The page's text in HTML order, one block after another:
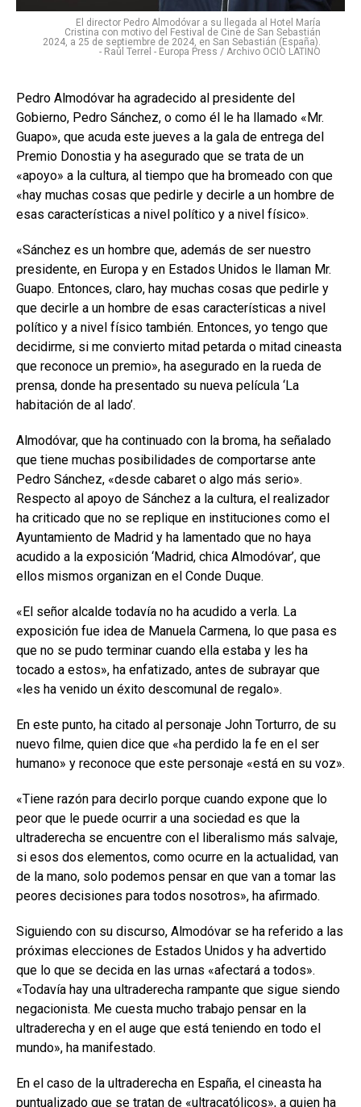
El director Pedro Almodóvar a su llegada al Hotel María
Cristina con motivo del Festival de Cine de San Sebastián
2024, a 25 de septiembre de 2024, en San Sebastián (España).
- Raúl Terrel - Europa Press / Archivo OCIO LATINO
Pedro Almodóvar ha agradecido al presidente del
Gobierno, Pedro Sánchez, o como él le ha llamado «Mr.
Guapo», que acuda este jueves a la gala de entrega del
Premio Donostia y ha asegurado que se trata de un
«apoyo» a la cultura, al tiempo que ha bromeado con que
«hay muchas cosas que pedirle y decirle a un hombre de
esas características a nivel político y a nivel físico».
«Sánchez es un hombre que, además de ser nuestro
presidente, en Europa y en Estados Unidos le llaman Mr.
Guapo. Entonces, claro, hay muchas cosas que pedirle y
que decirle a un hombre de esas características a nivel
político y a nivel físico también. Entonces, yo tengo que
decidirme, si me convierto mitad petarda o mitad cineasta
que reconoce un premio», ha asegurado en la rueda de
prensa, donde ha presentado su nueva película ‘La
habitación de al lado’.
Almodóvar, que ha continuado con la broma, ha señalado
que tiene muchas posibilidades de comportarse ante
Pedro Sánchez, «desde cabaret o algo más serio».
Respecto al apoyo de Sánchez a la cultura, el realizador
ha criticado que no se replique en instituciones como el
Ayuntamiento de Madrid y ha lamentado que no haya
acudido a la exposición ‘Madrid, chica Almodóvar’, que
ellos mismos organizan en el Conde Duque.
«El señor alcalde todavía no ha acudido a verla. La
exposición fue idea de Manuela Carmena, lo que pasa es
que no se pudo terminar cuando ella estaba y les ha
tocado a estos», ha enfatizado, antes de subrayar que
«les ha venido un éxito descomunal de regalo».
En este punto, ha citado al personaje John Torturro, de su
nuevo filme, quien dice que «ha perdido la fe en el ser
humano» y reconoce que este personaje «está en su voz».
«Tiene razón para decirlo porque cuando expone que lo
peor que le puede ocurrir a una sociedad es que la
ultraderecha se encuentre con el liberalismo más salvaje,
si esos dos elementos, como ocurre en la actualidad, van
de la mano, solo podemos pensar en que van a tomar las
peores decisiones para todos nosotros», ha afirmado.
Siguiendo con su discurso, Almodóvar se ha referido a las
próximas elecciones de Estados Unidos y ha advertido
que lo que se decida en las urnas «afectará a todos».
«Todavía hay una ultraderecha rampante que sigue siendo
negacionista. Me cuesta mucho trabajo pensar en la
ultraderecha y en el auge que está teniendo en todo el
mundo», ha manifestado.
En el caso de la ultraderecha en España, el cineasta ha
puntualizado que se tratan de «ultracatólicos», a quien ha